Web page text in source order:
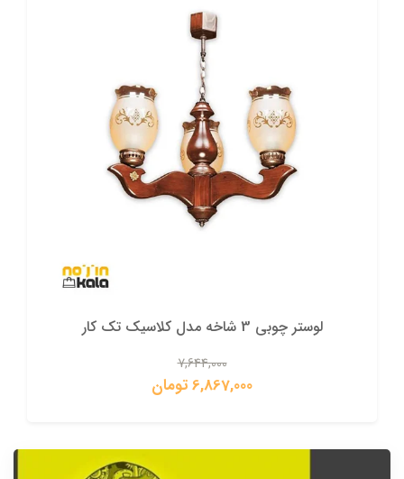
لوستر چوبی 3 شاخه مدل کلاسیک تک کار
7,644,000
6,867,000 تومان